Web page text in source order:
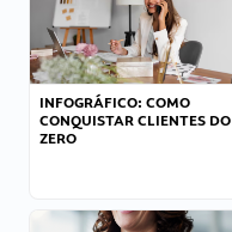
INFOGRÁFICO: COMO
CONQUISTAR CLIENTES DO
ZERO